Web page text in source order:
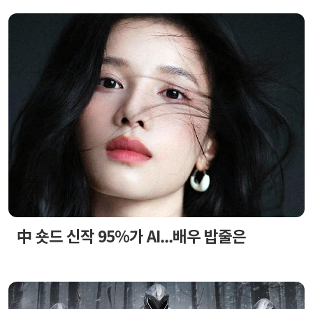
中 숏드 신작 95%가 AI...배우 밥줄은